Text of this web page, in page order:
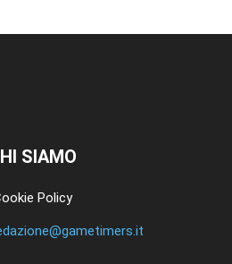
SIAMO
Policy